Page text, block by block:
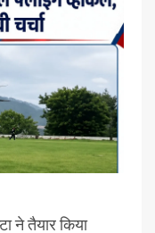
ने तैयार किया